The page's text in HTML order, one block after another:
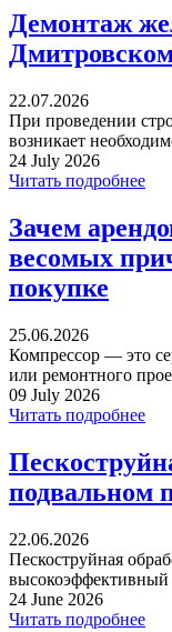
Демонтаж
22.07.2026
При проведении
возникает
24 July 2026
Читать подробнее
Зачем
весомых
покупке
25.06.2026
Компрессор — это
или ремонтного
09 July 2026
Читать подробнее
подвальном
22.06.2026
Пескоструйная
высокоэффективный
24 June 2026
Читать подробнее